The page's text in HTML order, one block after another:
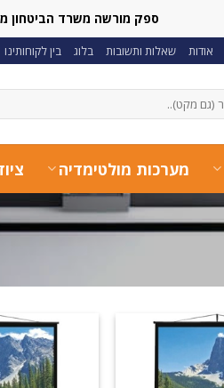
ספק מורשה משרד הביטחון מס':
אודות שאלות ותשובות בלוג בין לקוחותינו
מערכות מולטימדיה